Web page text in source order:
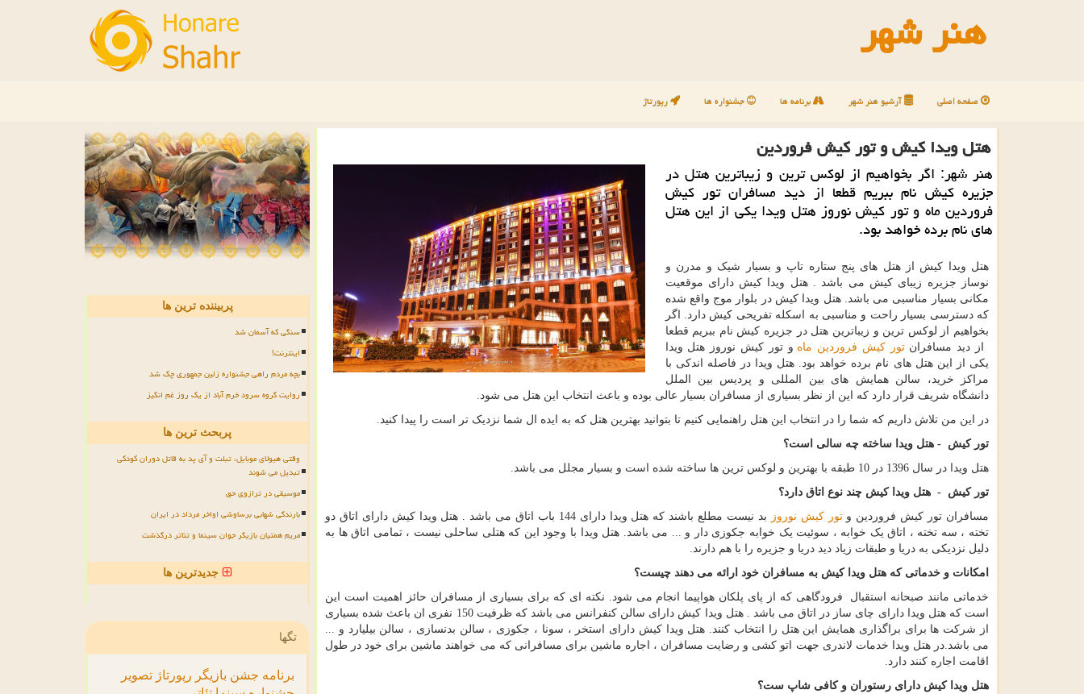
هنر شهر
صفحه اصلی آرشیو هنر شهر برنامه ها جشنواره ها رپورتاژ
هتل ویدا كیش و تور كیش فروردین
هنر شهر: اگر بخواهیم از لوكس ترین و زیباترین هتل در
جزیره كیش نام ببریم قطعا از دید مسافران تور كیش
فروردین ماه و تور كیش نوروز هتل ویدا یكی از این هتل
های نام برده خواهد بود.
هتل ویدا کیش از هتل های پنج ستاره تاپ و بسیار شیک و مدرن و
نوساز جزیره زیبای کیش می باشد . هتل ویدا کیش دارای موقعیت
مکانی بسیار مناسبی می باشد. هتل ویدا کیش در بلوار موج واقع شده
که دسترسی بسیار راحت و مناسبی به اسکله تفریحی کیش دارد. اگر
بخواهیم از لوکس ترین و زیباترین هتل در جزیره کیش نام ببریم قطعا
از دید مسافرانتور کیش فروردین ماه و تور کیش نوروز هتل ویدا
یکی از این هتل های نام برده خواهد بود. هتل ویدا در فاصله اندکی با
مراکز خرید، سالن همایش های بین المللی و پردیس بین الملل
دانشگاه شریف قرار دارد که این از نظر بسیاری از مسافران بسیار عالی بوده و باعث انتخاب این هتل می شود.
در این من تلاش داریم که شما را در انتخاب این هتل راهنمایی کنیم تا بتوانید بهترین هتل که به ایده ال شما نزدیک تر است را پیدا کنید.
تور کیش - هتل ویدا ساخته چه سالی است؟
هتل ویدا در سال 1396 در 10 طبقه با بهترین و لوکس ترین ها ساخته شده است و بسیار مجلل می باشد.
تور کیش - هتل ویدا کیش چند نوع اتاق دارد؟
مسافران تور کیش فروردین وتور کیش نوروز
بد نیست مطلع باشند که هتل ویدا دارای 144 باب اتاق می باشد . هتل ویدا کیش دارای اتاق دو
تخته ، سه تخته ، اتاق یک خوابه ، سوئیت یک خوابه جکوزی دار و ... می باشد. هتل ویدا با وجود این که هتلی ساحلی نیست ، تمامی اتاق ها به
دلیل نزدیکی به دریا و طبقات زیاد دید دریا و جزیره را با هم دارند.
امکانات و خدماتی که هتل ویدا کیش به مسافران خود ارائه می دهند چیست؟
خدماتی مانند صبحانه استقبال فرودگاهی که از پای پلکان هواپیما انجام می شود. نکته ای که برای بسیاری از مسافران حائز اهمیت است این
است که هتل ویدا دارای چای ساز در اتاق می باشد . هتل ویدا کیش دارای سالن کنفرانس می باشد که ظرفیت 150 نفری ان باعث شده بسیاری
از شرکت ها برای براگذاری همایش این هتل را انتخاب کنند. هتل ویدا کیش دارای استخر ، سونا ، جکوزی ، سالن بدنسازی ، سالن بیلیارد و ...
می باشد.در هتل ویدا خدمات لاندری جهت اتو کشی و رضایت مسافران ، اجاره ماشین برای مسافرانی که می خواهند ماشین برای خود در طول
اقامت اجاره کنند دارد.
هتل ویدا کیش دارای رستوران و کافی شاپ ست؟
پربیننده ترین ها
سنگی که آسمان شد
اینترنت!
بچه مردم راهی جشنواره زلین جمهوری چک شد
روایت گروه سرود خرم آباد از یک روز غم انگیز
پربحث ترین ها
وقتی هیولای موبایل، تبلت و آی پد به قاتل دوران کودکی
تبدیل می شوند
موسیقی در ترازوی حق
بارندگی شهابی برساوشی اواخر مرداد در ایران
مریم همتیان بازیگر جوان سینما و تئاتر درگذشت
جدیدترین ها
تگها
برنامه جشن بازیگر رپورتاژ تصویر